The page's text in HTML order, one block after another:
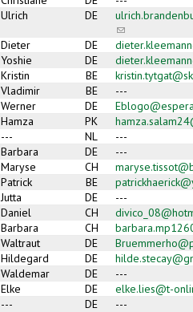
Ulrich DE
(link
sends
e-
mail)
Dieter DE
Yoshie DE
Kristin BE
Vladimir BE
---
Werner DE
Hamza PK
--- NL
---
Barbara DE
---
Maryse CH
Patrick BE
Jutta DE
---
Daniel CH
Barbara CH
Waltraut DE
Hildegard DE
Waldemar DE
---
Elke DE
elke.lies@t-
--- DE ---